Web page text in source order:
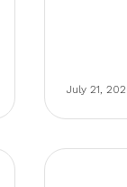
July 21,